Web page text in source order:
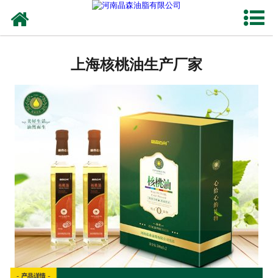
上海来料代工
上海核桃油生产厂家